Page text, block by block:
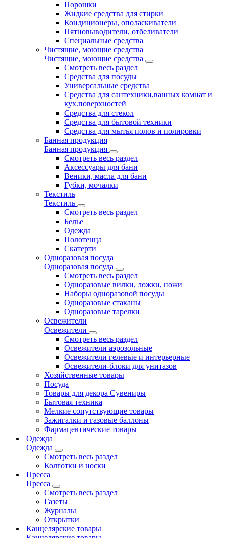
Порошки
Жидкие средства для стирки
Кондиционеры, ополаскиватели
Пятновыводители, отбеливатели
Специальные средства
Чистящие, моющие средства
Чистящие, моющие средства
Смотреть весь раздел
Средства для посуды
Универсальные средства
Средства для сантехники,ванных комнат и
кух.поверхностей
Средства для стекол
Средства для бытовой техники
Средства для мытья полов и полировки
Банная продукция
Банная продукция
Смотреть весь раздел
Аксессуары для бани
Веники, масла для бани
Губки, мочалки
Текстиль
Текстиль
Смотреть весь раздел
Белье
Одежда
Полотенца
Скатерти
Одноразовая посуда
Одноразовая посуда
Смотреть весь раздел
Одноразовые вилки, ложки, ножи
Наборы одноразовой посуды
Одноразовые стаканы
Одноразовые тарелки
Освежители
Освежители
Смотреть весь раздел
Освежители аэрозольные
Освежители гелевые и интерьерные
Освежители-блоки для унитазов
Хозяйственные товары
Посуда
Товары для декора Сувениры
Бытовая техника
Мелкие сопутствующие товары
Зажигалки и газовые баллоны
Фармацевтические товары
Одежда
Одежда
Смотреть весь раздел
Колготки и носки
Пресса
Пресса
Смотреть весь раздел
Газеты
Журналы
Открытки
Канцелярские товары